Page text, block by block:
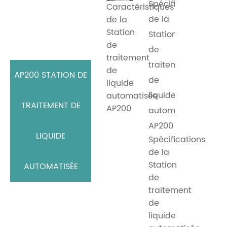
AP200 STATION DE
TRAITEMENT DE
LIQUIDE
AUTOMATISÉE
Caractéristiques
de la
Station
de
traitement
de
liquide
automatisée
AP200
Spécifications
de la
Station
de
traitement
de
liquide